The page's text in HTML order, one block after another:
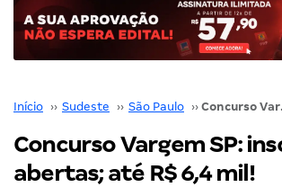
Início ›› Sudeste ›› São Paulo ››
Concurso Vargem SP:
abertas; até R$ 6,4 mil!